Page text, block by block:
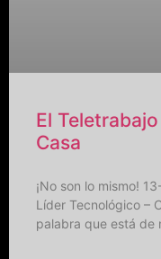
El
Casa
¡No son lo mismo!
Líder Tecnológico –
palabra que está de